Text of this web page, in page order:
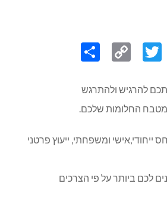
Link
מטבח החלומות שלכם.
ייחודי,אישי ומשפחתי, ייעוץ פרטני
לכם ביותר על פי הצרכים